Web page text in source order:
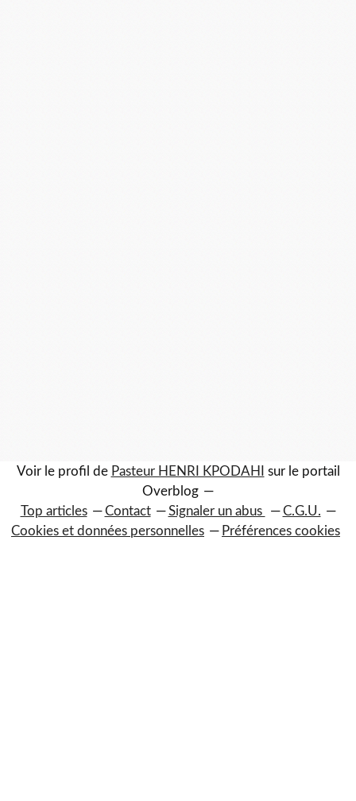
Voir le profil de Pasteur HENRI KPODAHI
sur le portail
Overblog
Top articles
Contact Signaler un abus
C.G.U.
Cookies et données personnelles
Préférences cookies